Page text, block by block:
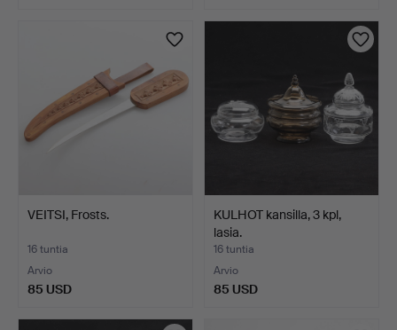
VEITSI, Frosts.
16 tuntia
Arvio
85 USD
KULHOT kansilla, 3 kpl,
lasia.
16 tuntia
Arvio
85 USD